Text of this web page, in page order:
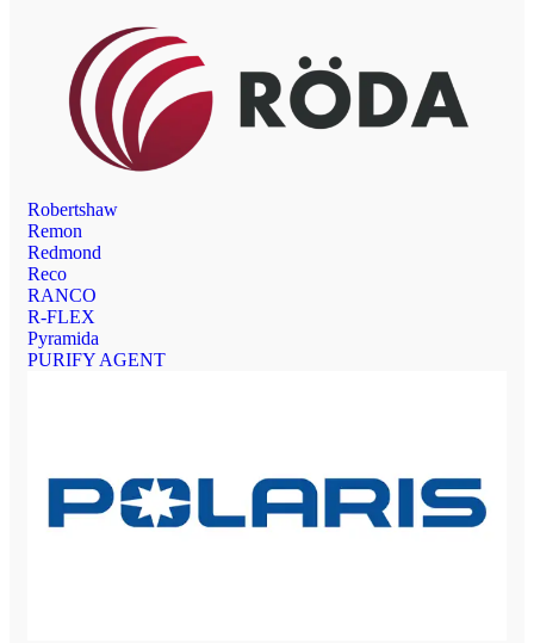
Robertshaw
Remon
Redmond
Reco
RANCO
R-FLEX
Pyramida
PURIFY AGENT